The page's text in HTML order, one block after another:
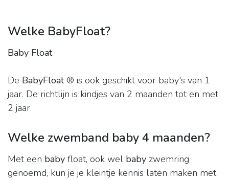
Welke BabyFloat?
Baby Float
De BabyFloat® is ook geschikt voor baby's van 1
jaar. De richtlijn is kindjes van 2 maanden tot en met
2 jaar.
Welke zwemband baby 4 maanden?
Met een baby float, ook wel baby zwemring
genoemd, kun je je kleintje kennis laten maken met